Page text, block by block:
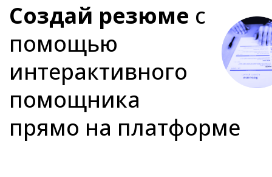
Создай резюме с
помощью
интерактивного
помощника
прямо на платформе